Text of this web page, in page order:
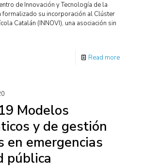
de Innovación y Tecnología de la
formalizado su incorporación al Clúster
Catalán (INNOVI), una asociación sin
Read more
Modelos
y de gestión
en emergencias
pública